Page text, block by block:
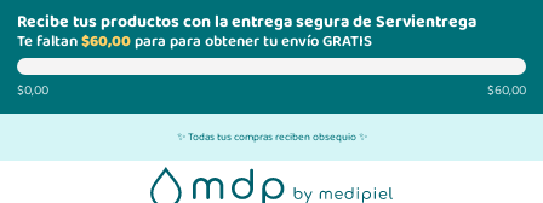
Recibe tus productos con la entrega segura de Servientrega
Te faltan$60,00para para obtener tu envío GRATIS
$0,00 $60,00
al
✨ Todas tus compras reciben obsequio ✨